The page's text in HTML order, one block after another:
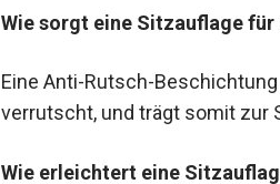
Wie sorgt eine Sitzauflage für
Eine Anti-Rutsch-
verrutscht, und trägt somit zur
Wie erleichtert eine